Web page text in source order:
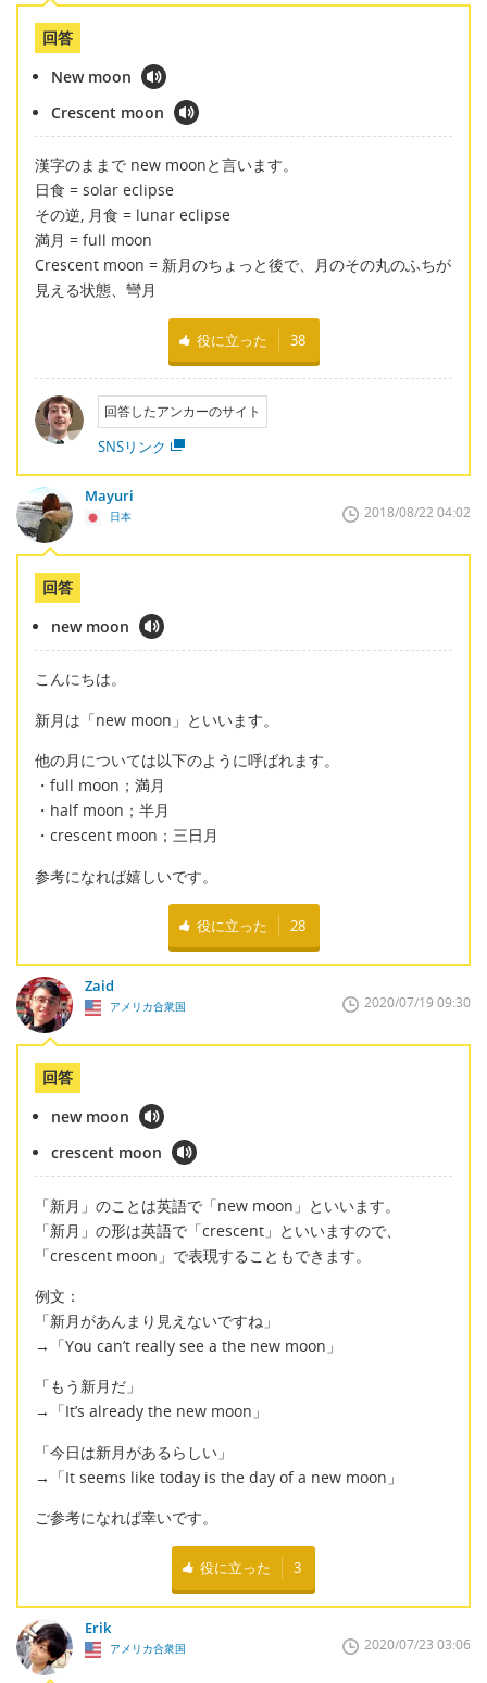
回答
New moon
Crescent moon
漢字のままで new moonと言います。
日食 = solar eclipse
その逆, 月食 = lunar eclipse
満月 = full moon
Crescent moon = 新月のちょっと後で、月のその丸のふちが
見える状態、彎月
役に立った 38
回答したアンカーのサイト
SNSリンク
Mayuri
日本 2018/08/22 04:02
回答
new moon
こんにちは。
新月は「new moon」といいます。
他の月については以下のように呼ばれます。
・full moon；満月
・half moon；半月
・crescent moon；三日月
参考になれば嬉しいです。
役に立った 28
Zaid
アメリカ合衆国 2020/07/19 09:30
回答
new moon
crescent moon
「新月」のことは英語で「new moon」といいます。
「新月」の形は英語で「crescent」といいますので、
「crescent moon」で表現することもできます。
例文：
「新月があんまり見えないですね」
→「You can’t really see a the new moon」
「もう新月だ」
→「It’s already the new moon」
「今日は新月があるらしい」
→「It seems like today is the day of a new moon」
ご参考になれば幸いです。
役に立った 3
Erik
アメリカ合衆国 2020/07/23 03:06